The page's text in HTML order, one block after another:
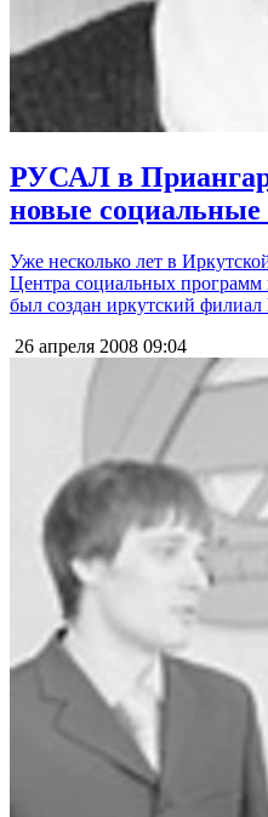
РУСАЛ в
новые
Уже несколько лет в
Центра социальных
был создан иркутский
26 апреля 2008 09:04